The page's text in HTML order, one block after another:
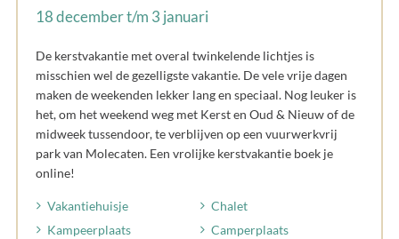
18 december t/m 3 januari
De kerstvakantie met overal twinkelende lichtjes is
misschien wel de gezelligste vakantie. De vele vrije dagen
maken de weekenden lekker lang en speciaal. Nog leuker is
het, om het weekend weg met Kerst en Oud & Nieuw of de
midweek tussendoor, te verblijven op een vuurwerkvrij
park van Molecaten. Een vrolijke kerstvakantie boek je
online!
Vakantiehuisje
Chalet
Kampeerplaats
Camperplaats